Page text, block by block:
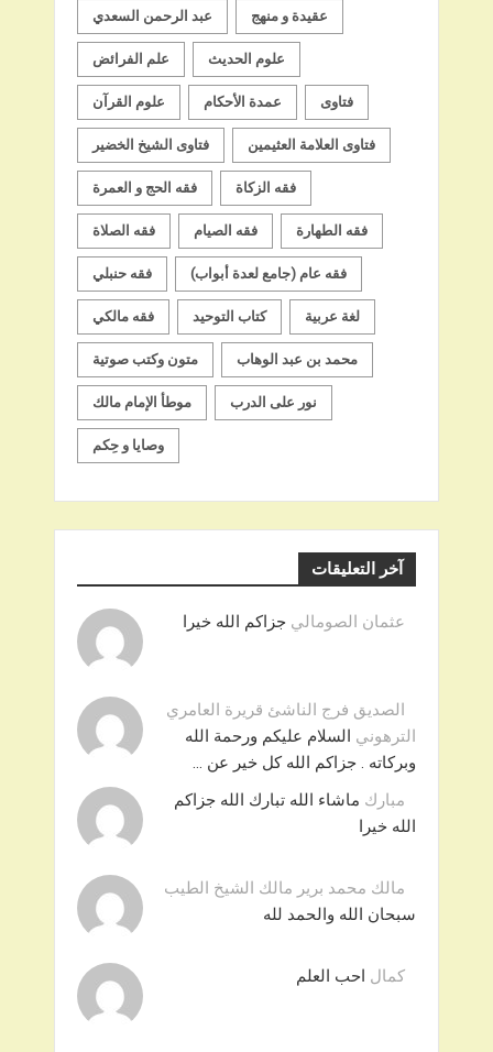
عبد الرحمن السعدي عقيدة و منهج
علم الفرائض علوم الحديث
علوم القرآن عمدة الأحكام فتاوى
فتاوى الشيخ الخضير فتاوى العلامة العثيمين
فقه الحج و العمرة فقه الزكاة
فقه الصلاة فقه الصيام فقه الطهارة
فقه حنبلي فقه عام (جامع لعدة أبواب)
فقه مالكي كتاب التوحيد لغة عربية
متون وكتب صوتية محمد بن عبد الوهاب
موطأ الإمام مالك نور على الدرب
وصايا و حِكم
آخر التعليقات
عثمان الصومالي جزاكم الله خيرا
الصديق فرج الناشئ قريرة العامري
الترهوني السلام عليكم ورحمة الله
وبركاته . جزاكم الله كل خير عن …
مبارك ماشاء الله تبارك الله جزاكم
الله خيرا
مالك محمد برير مالك الشيخ الطيب
سبحان الله والحمد لله
كمال احب العلم